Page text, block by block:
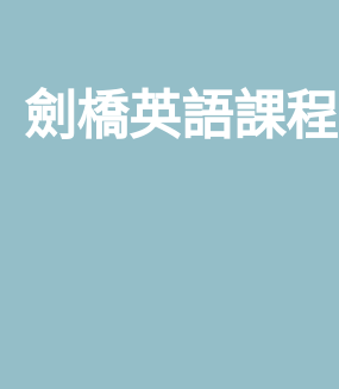
劍橋英語課程